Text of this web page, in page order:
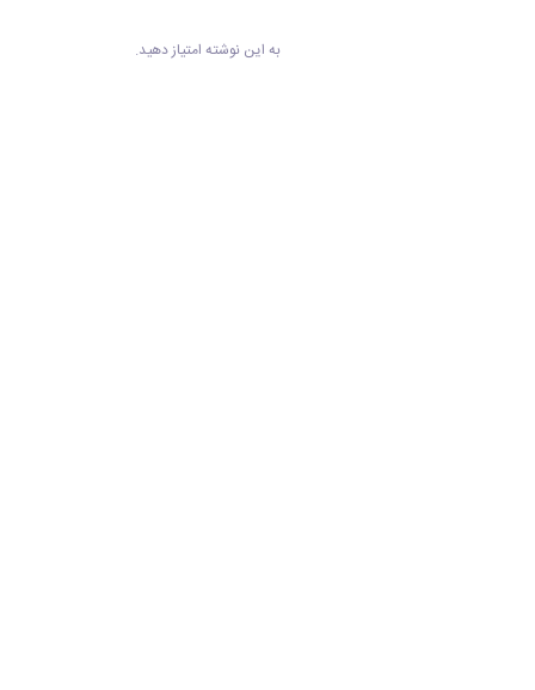
به این نوشته امتیاز دهید.